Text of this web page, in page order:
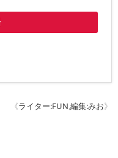
《ライター:FUN,編集:みお》